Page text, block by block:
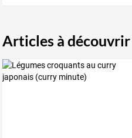
Articles à découvrir